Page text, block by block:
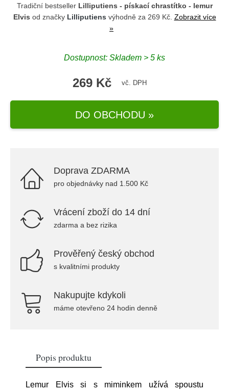
Tradiční bestseller Lilliputiens - pískací chrastítko - lemur
Elvis od značky Lilliputiens výhodně za 269 Kč. Zobrazit více
»
Dostupnost: Skladem > 5 ks
269 Kč vč. DPH
DO OBCHODU »
Doprava ZDARMA
pro objednávky nad 1.500 Kč
Vrácení zboží do 14 dní
zdarma a bez rizika
Prověřený český obchod
s kvalitními produkty
Nakupujte kdykoli
máme otevřeno 24 hodin denně
Popis produktu
Lemur Elvis si s miminkem užívá spoustu